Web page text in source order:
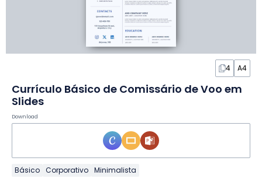
4 A4
Currículo Básico de Comissário de Voo em
Slides
Download
Básico Corporativo Minimalista